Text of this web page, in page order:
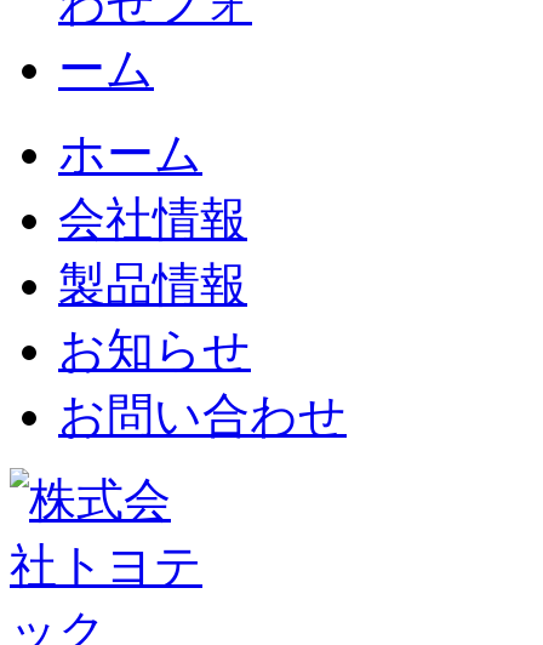
ホーム
会社情報
製品情報
お知らせ
お問い合わせ